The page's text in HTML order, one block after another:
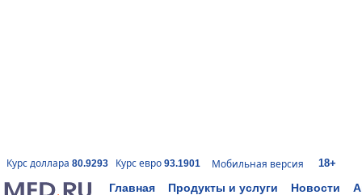
Курс доллара 80.9293 Курс евро 93.1901 Мобильная версия 18+
Главная Продукты и услуги Новости